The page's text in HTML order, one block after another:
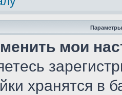
Параметры
мои
хранятся в